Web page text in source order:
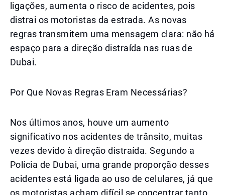
ligações, aumenta o risco de acidentes, pois
distrai os motoristas da estrada. As novas
regras transmitem uma mensagem clara: não há
espaço para a direção distraída nas ruas de
Dubai.
Por Que Novas Regras Eram Necessárias?
Nos últimos anos, houve um aumento
significativo nos acidentes de trânsito, muitas
vezes devido à direção distraída. Segundo a
Polícia de Dubai, uma grande proporção desses
acidentes está ligada ao uso de celulares, já que
os motoristas acham difícil se concentrar tanto